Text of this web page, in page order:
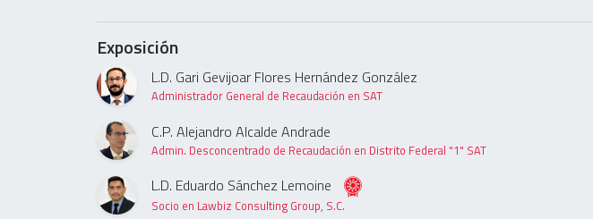
Exposición
L.D. Gari Gevijoar Flores Hernández González
Administrador General de Recaudación en SAT
C.P. Alejandro Alcalde Andrade
Admin. Desconcentrado de Recaudación en Distrito Federal "1" SAT
L.D. Eduardo Sánchez Lemoine
Socio en Lawbiz Consulting Group, S.C.